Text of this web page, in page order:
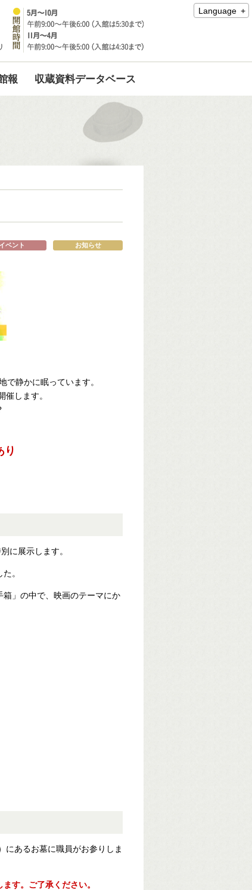
Language
報 収蔵資料データベース
イベント お知らせ
静かに眠っています。
します。
り
に展示します。
。
」の中で、映画のテーマにか
にあるお墓に職員がお参りしま
す。ご了承ください。